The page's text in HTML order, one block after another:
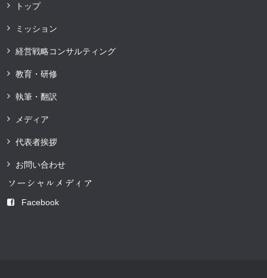
トップ
ミッション
経営戦略コンサルティング
教育・研修
執筆・翻訳
メディア
代表者挨拶
お問い合わせ
ソーシャルメディア
Facebook